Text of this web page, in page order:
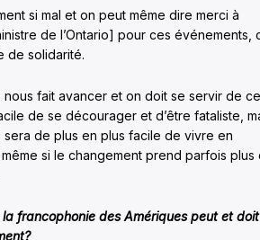
si mal et on peut même dire merci à
de l’Ontario] pour ces événements,
de solidarité.
nous fait avancer et on doit se servir de ce
de se décourager et d’être fataliste,
sera de plus en plus facile de vivre en
si le changement prend parfois plus
la francophonie des Amériques peut et doit